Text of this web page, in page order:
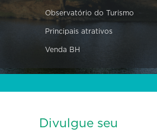
Observatório do Turismo
Principais atrativos
Venda BH
Divulgue seu